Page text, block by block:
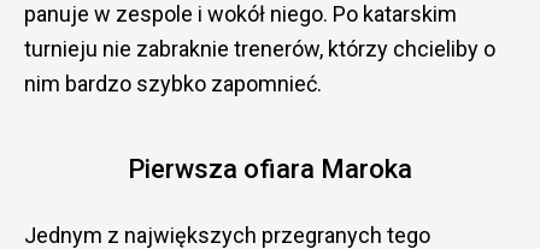
panuje w zespole i wokół niego. Po katarskim
turnieju nie zabraknie trenerów, którzy chcieliby o
nim bardzo szybko zapomnieć.
Pierwsza ofiara Maroka
Jednym z największych przegranych tego